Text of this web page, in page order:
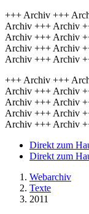
+++ Archiv +++
Archiv +++ Archiv
Archiv +++ Archiv
Archiv +++ Archiv
Archiv +++ Archiv
+++ Archiv +++
Archiv +++ Archiv
Archiv +++ Archiv
Archiv +++ Archiv
Archiv +++ Archiv
Direkt zum
Direkt zum
Webarchiv
Texte
2011